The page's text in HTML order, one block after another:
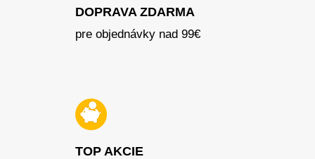
DOPRAVA ZDARMA
pre objednávky nad 99€
TOP AKCIE